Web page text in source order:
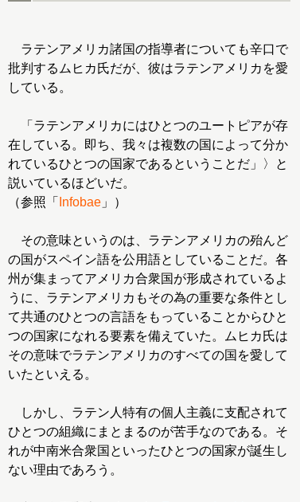
ラテンアメリカ諸国の指導者についても辛口で
批判するムヒカ氏だが、彼はラテンアメリカを愛
している。
「ラテンアメリカにはひとつのユートピアが存
在している。即ち、我々は複数の国によって分か
れているひとつの国家であるということだ」〉と
説いているほどいだ。
（参照「
Infobae 」）
その意味というのは、ラテンアメリカの殆んど
の国がスペイン語を公用語としていることだ。各
州が集まってアメリカ合衆国が形成されているよ
うに、ラテンアメリカもその為の重要な条件とし
て共通のひとつの言語をもっていることからひと
つの国家になれる要素を備えていた。ムヒカ氏は
その意味でラテンアメリカのすべての国を愛して
いたといえる。
しかし、ラテン人特有の個人主義に支配されて
ひとつの組織にまとまるのが苦手なのである。そ
れが中南米合衆国といったひとつの国家が誕生し
ない理由であろう。